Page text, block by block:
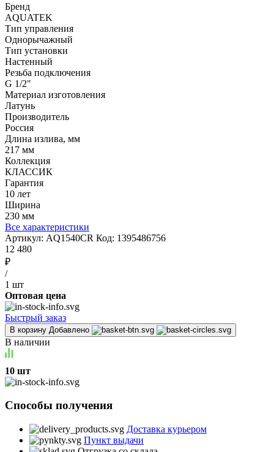
Бренд
AQUATEK
Тип управления
Однорычажный
Тип установки
Настенный
Резьба подключения
G 1/2"
Материал изготовления
Латунь
Производитель
Россия
Длина излива, мм
217 мм
Коллекция
КЛАССИК
Гарантия
10 лет
Ширина
230 мм
Все характеристики
Артикул: AQ1540CR Код: 1395486756
12 480
₽
/
1 шт
Оптовая цена
Быстрый заказ
В корзину Добавлено
В наличии
10 шт
Способы получения
Доставка курьером
Пункт выдачи